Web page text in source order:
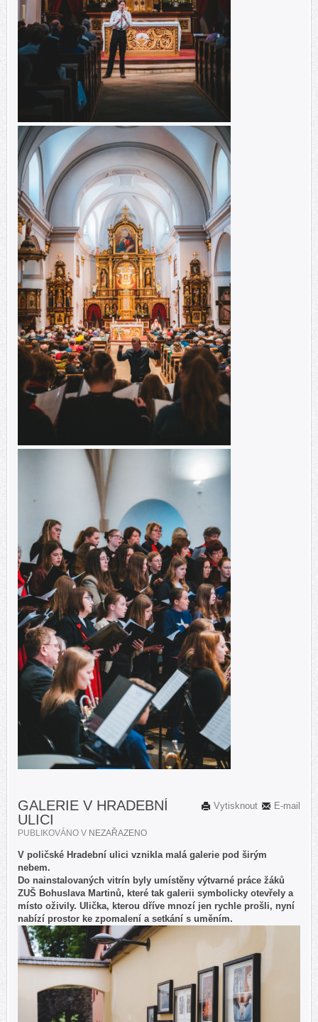
E-mail
Vytisknout
GALERIE V HRADEBNÍ
ULICI
PUBLIKOVÁNO V NEZAŘAZENO
V poličské Hradební ulici vznikla malá galerie pod širým
nebem.
Do nainstalovaných vitrín byly umístěny výtvarné práce žáků
ZUŠ Bohuslava Martinů, které tak galerii symbolicky otevřely a
místo oživily. Ulička, kterou dříve mnozí jen rychle prošli, nyní
nabízí prostor ke zpomalení a setkání s uměním.